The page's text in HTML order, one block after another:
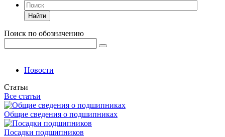
Найти
Поиск по обозначению
Новости
Статьи
Все статьи
Общие сведения о подшипниках
Посадки подшипников